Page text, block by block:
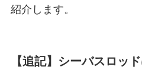
紹介します。
【追記】シーバスロッ